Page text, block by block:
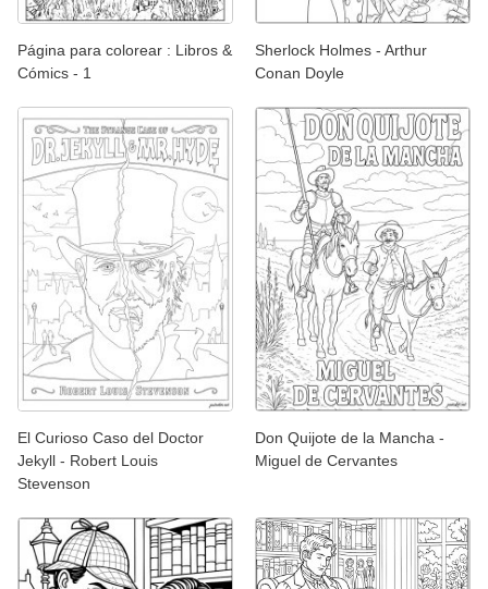
Página para colorear : Libros &
Cómics - 1
Sherlock Holmes - Arthur
Conan Doyle
El Curioso Caso del Doctor
Jekyll - Robert Louis
Stevenson
Don Quijote de la Mancha -
Miguel de Cervantes